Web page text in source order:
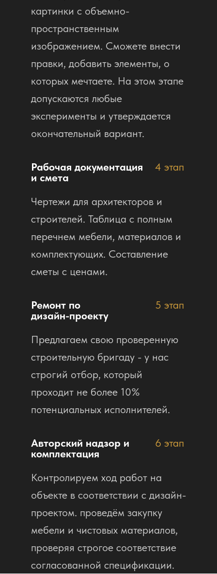
картинки с объемно-
пространственным
изображением. Сможете внести
правки, добавить элементы, о
которых мечтаете. На этом этапе
допускаются любые
эксперименты и утверждается
окончательный вариант.
Рабочая документация
и смета
4 этап
Чертежи для архитекторов и
строителей. Таблица с полным
перечнем мебели, материалов и
комплектующих. Составление
сметы с ценами.
Ремонт по
дизайн-проекту
5 этап
Предлагаем свою проверенную
строительную бригаду - у нас
строгий отбор, который
проходит не более 10%
потенциальных исполнителей.
Авторский надзор и
комплектация
6 этап
Контролируем ход работ на
объекте в соответствии с дизайн-
проектом. проведём закупку
мебели и чистовых материалов,
проверяя строгое соответствие
согласованной спецификации.